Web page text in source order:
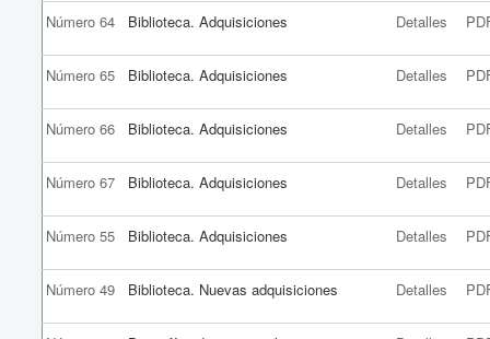
Número 64 Biblioteca. Adquisiciones Detalles
Número 65 Biblioteca. Adquisiciones Detalles
Número 66 Biblioteca. Adquisiciones Detalles
Número 67 Biblioteca. Adquisiciones Detalles
Número 55 Biblioteca. Adquisiciones Detalles
Número 49 Biblioteca. Nuevas adquisiciones Detalles